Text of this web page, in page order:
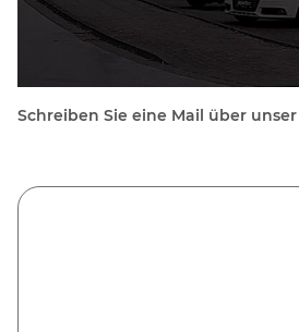
Schreiben Sie eine Mail über